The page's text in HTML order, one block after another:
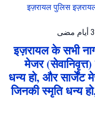
इज़रायल पुलिस
3 أيام مضى
इज़रायल के सभी
मेजर
धन्य हो, और सार्जेंट
जिनकी स्मृति धन्य